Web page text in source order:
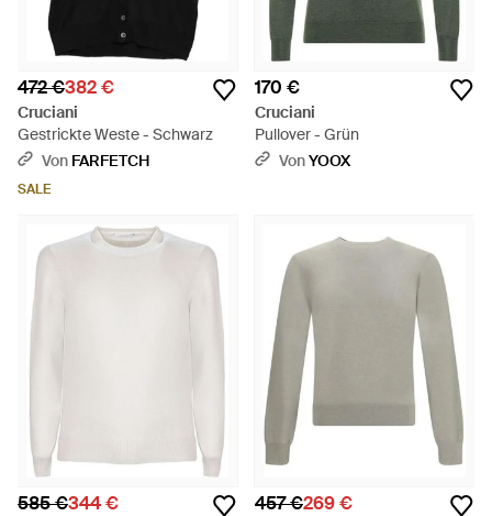
472 €382 €
Cruciani
Gestrickte Weste - Schwarz
Von FARFETCH
SALE
170 €
Cruciani
Pullover - Grün
VonYOOX
585 €344 € 457 €269 €